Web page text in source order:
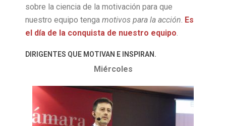
sobre la ciencia de la motivación para que
nuestro equipo tenga motivos para la acción. Es
el día de la conquista de nuestro equipo.
DIRIGENTES QUE MOTIVAN E INSPIRAN.
Miércoles